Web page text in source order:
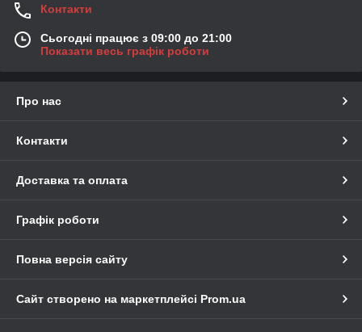
Контакти
Сьогодні працює з 09:00 до 21:00
Показати весь графік роботи
Про нас
Контакти
Доставка та оплата
Графік роботи
Повна версія сайту
Сайт створено на маркетплейсі Prom.ua